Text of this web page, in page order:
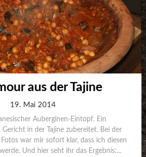
aus der Tajine
19. Mai 2014
Auberginen-Eintopf. Ein
in der Tajine zubereitet. Bei der
war mir sofort klar, dass ich diesen
Und hier seht ihr das Ergebnis:...